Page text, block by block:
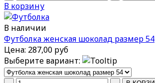
В корзину
В наличии
Футболка женская шоколад размер 54
Цена: 287,00 руб
Выберите вариант: